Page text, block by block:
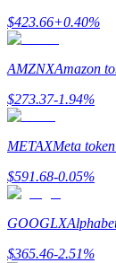
Học cách
$423.66+0.40%
AMZNXAmazon
$273.37-1.94%
METAXMeta
$591.68-0.05%
GOOGLX
$365.46-2.51%